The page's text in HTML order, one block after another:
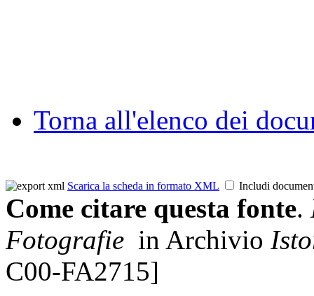
Torna all'elenco dei
Scarica la scheda in formato XML Includi
Come citare questa fonte.
Fotografie in Archivio
C00-FA2715]